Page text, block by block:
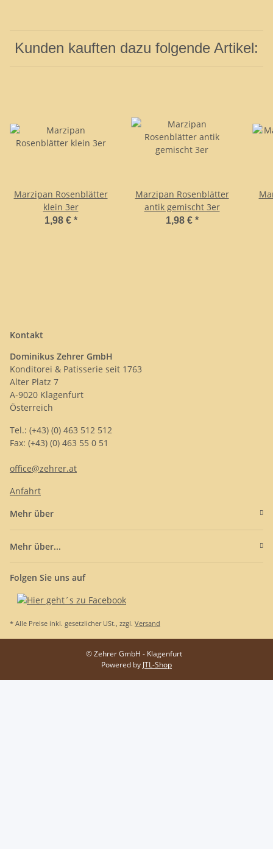
Kunden kauften dazu folgende Artikel:
Marzipan Rosenblätter
klein 3er
1,98 € *
Marzipan Rosenblätter
antik gemischt 3er
1,98 € *
Kontakt
Dominikus Zehrer GmbH
Konditorei & Patisserie seit 1763
Alter Platz 7
A-9020 Klagenfurt
Österreich
Tel.: (+43) (0) 463 512 512
Fax: (+43) (0) 463 55 0 51
office@zehrer.at
Anfahrt
Mehr über
Mehr über...
Folgen Sie uns auf
* Alle Preise inkl. gesetzlicher USt., zzgl. Versand
© Zehrer GmbH - Klagenfurt
Powered by JTL-Shop